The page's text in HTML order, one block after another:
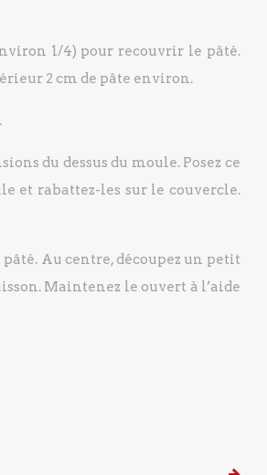
1/4) pour recouvrir le pâté.
2 cm de pâte environ.
du dessus du moule. Posez ce
et rabattez-les sur le couvercle.
pâté. Au centre, découpez un petit
Maintenez le ouvert à l’aide